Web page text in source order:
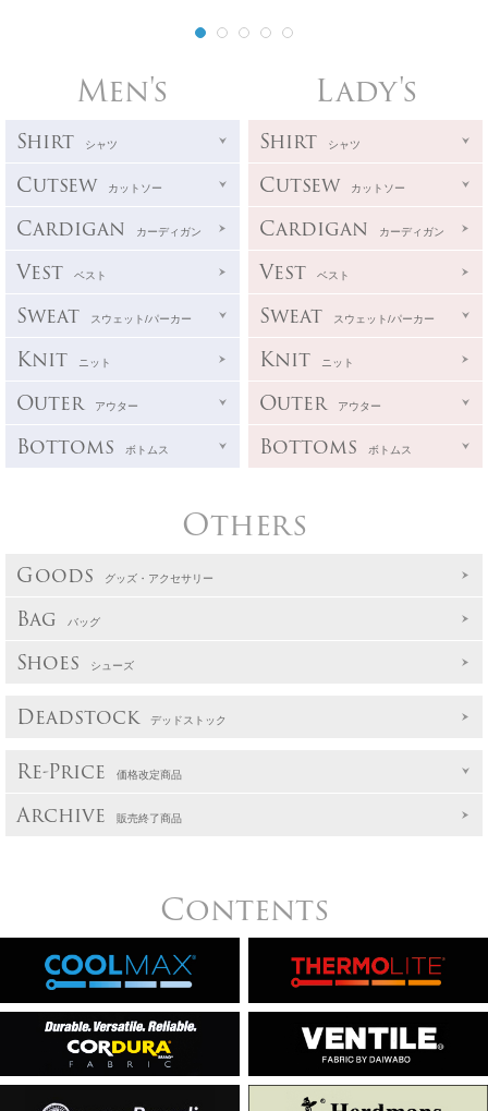
Men's
Shirt シャツ
Cutsew カットソー
Cardigan カーディガン
Vest ベスト
Sweat スウェット/パーカー
Knit ニット
Outer アウター
Bottoms ボトムス
Lady's
Shirt シャツ
Cutsew カットソー
Cardigan カーディガン
Vest ベスト
Sweat スウェット/パーカー
Knit ニット
Outer アウター
Bottoms ボトムス
Others
Goods グッズ・アクセサリー
Bag バッグ
Shoes シューズ
Deadstock デッドストック
Re-Price 価格改定商品
Archive 販売終了商品
Contents